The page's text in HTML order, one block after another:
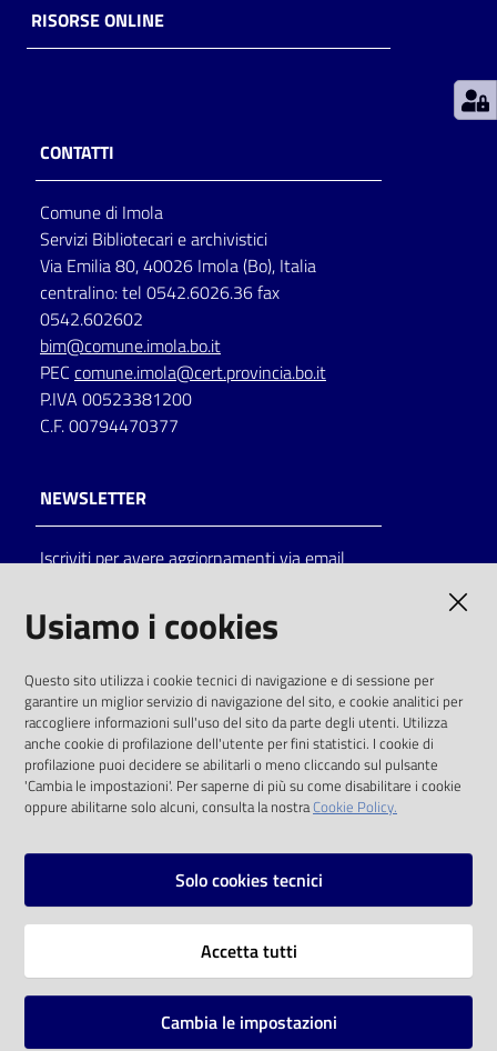
Decentrate
Seguici
su
on line
Eventi
Chiedi al
bibliotecario
Avvisi
RISORSE ONLINE
CONTATTI
Comune di Imola
Servizi Bibliotecari e archivistici
Via Emilia 80, 40026 Imola (Bo), Italia
centralino: tel 0542.6026.36 fax
0542.602602
bim@comune.imola.bo.it
PEC comune.imola@cert.provincia.bo.it
P.IVA 00523381200
C.F. 00794470377
NEWSLETTER
Iscriviti per avere aggiornamenti via email
solo alle condizioni previste dalla direttiva
comunitaria 2003/98/CE e dal d.lgs. 36/2006
SOCIAL
Instagram
Vai alla pagina
Usiamo i cookies
Questo sito utilizza i cookie tecnici di navigazione e di sessione per
garantire un miglior servizio di navigazione del sito, e cookie analitici per
raccogliere informazioni sull'uso del sito da parte degli utenti. Utilizza
anche cookie di profilazione dell'utente per fini statistici. I cookie di
profilazione puoi decidere se abilitarli o meno cliccando sul pulsante
'Cambia le impostazioni'. Per saperne di più su come disabilitare i cookie
oppure abilitarne solo alcuni, consulta la nostraCookie Policy.
Solo cookies tecnici
Accetta tutti
Cambia le impostazioni